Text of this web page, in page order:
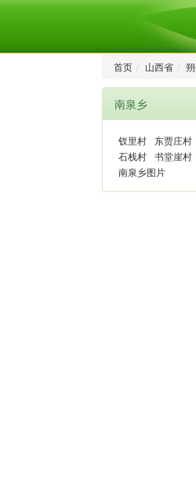
首页 山西省
南泉乡
钗里村 东贾庄村
石栈村 书堂崖村
南泉乡图片